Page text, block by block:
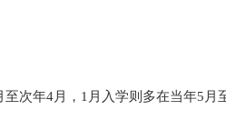
次年4月，1月入学则多在当年5月